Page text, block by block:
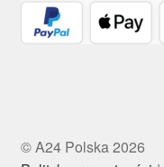
© A24 Polska 2026